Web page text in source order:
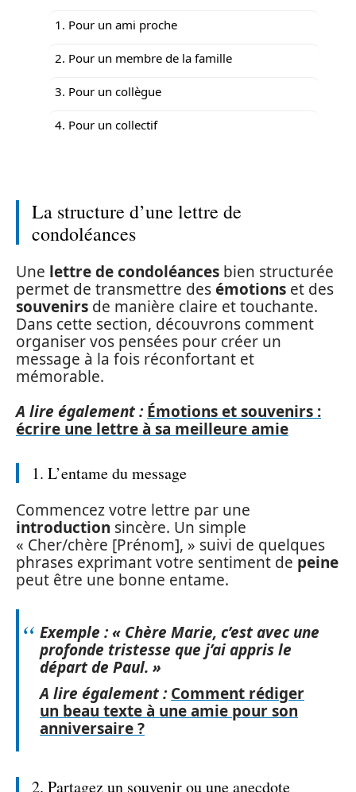
1. Pour un ami proche
2. Pour un membre de la famille
3. Pour un collègue
4. Pour un collectif
La structure d’une lettre de
condoléances
Une lettre de condoléances bien structurée
permet de transmettre desémotions et des
souvenirs de manière claire et touchante.
Dans cette section, découvrons comment
organiser vos pensées pour créer un
message à la fois réconfortant et
mémorable.
A lire également : Émotions et souvenirs :
écrire une lettre à sa meilleure amie
1. L’entame du message
Commencez votre lettre par une
introduction sincère. Un simple
« Cher/chère [Prénom], » suivi de quelques
phrases exprimant votre sentiment de peine
peut être une bonne entame.
Exemple : « Chère Marie, c’est avec une
profonde tristesse que j’ai appris le
départ de Paul. »
A lire également : Comment rédiger
un beau texte à une amie pour son
anniversaire ?
2. Partagez un souvenir ou une anecdote